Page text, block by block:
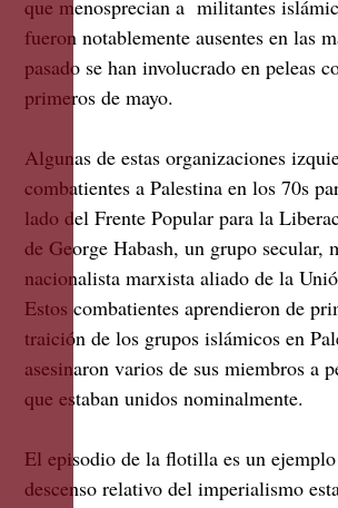
que menosprecian a militantes
fueron notablemente ausentes en las
pasado se han involucrado en peleas
primeros de mayo.
Algunas de estas organizaciones
combatientes a Palestina en los 70s
lado del Frente Popular para la
de George Habash, un grupo secular,
nacionalista marxista aliado de la
Estos combatientes aprendieron de
traición de los grupos islámicos en
asesinaron varios de sus miembros a
que estaban unidos nominalmente.
El episodio de la flotilla es un
descenso relativo del imperialismo